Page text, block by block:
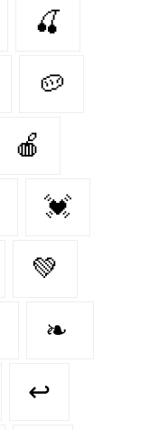
🍒
🥔
🍎
💓
💚
❧
↩